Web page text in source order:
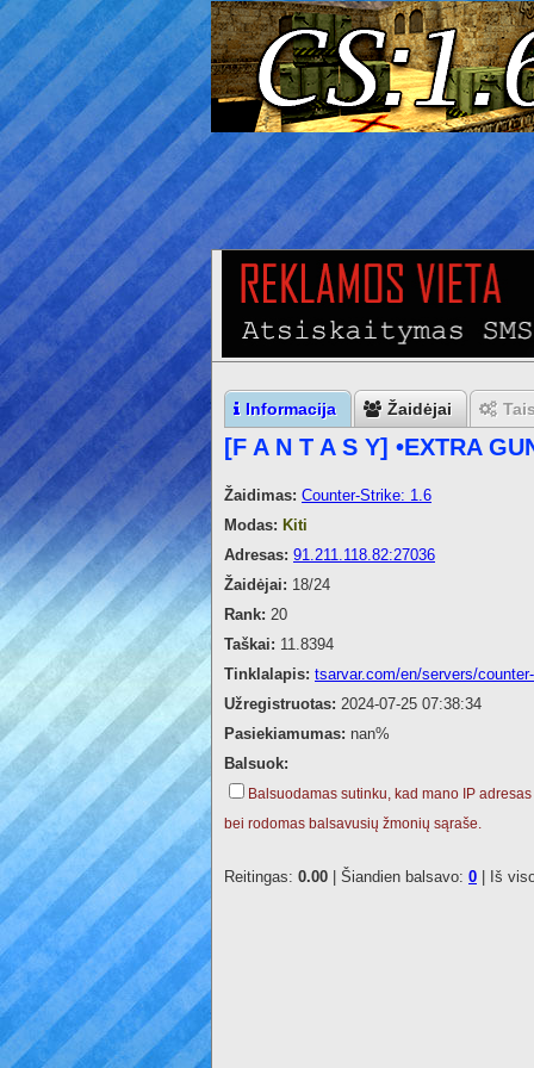
Informacija Žaidėjai
[F A N T A S Y] •EXTRA
Žaidimas: Counter-Strike: 1.6
Modas: Kiti
Adresas: 91.211.118.82:27036
Žaidėjai: 18/24
Rank: 20
Taškai: 11.8394
Tinklalapis: tsarvar.com/en/servers/
Užregistruotas: 2024-07-25 07:38:34
Pasiekiamumas: nan%
Balsuok:
Balsuodamas sutinku, kad mano IP
bei rodomas balsavusių žmonių sąraše.
Reitingas: 0.00 | Šiandien balsavo: 0 | Iš